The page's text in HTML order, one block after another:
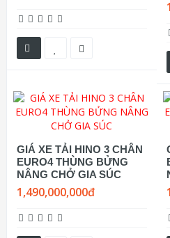
GIÁ XE TẢI HINO 3 CHÂN
EURO4 THÙNG BỬNG
NÂNG CHỞ GIA SÚC
1,490,000,000đ